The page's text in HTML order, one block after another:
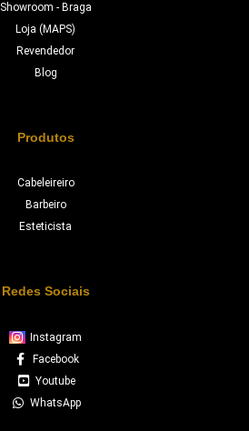
Showroom - Braga
Loja (MAPS)
Revendedor
Blog
Produtos
Cabeleireiro
Barbeiro
Esteticista
Redes Sociais
Instagram
Facebook
Youtube
WhatsApp